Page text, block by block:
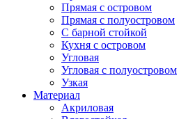
Прямая с островом
Прямая с полуостровом
С барной стойкой
Кухня с островом
Угловая
Угловая с полуостровом
Узкая
Материал
Акриловая